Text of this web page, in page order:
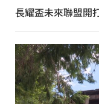
長耀盃未來聯盟開